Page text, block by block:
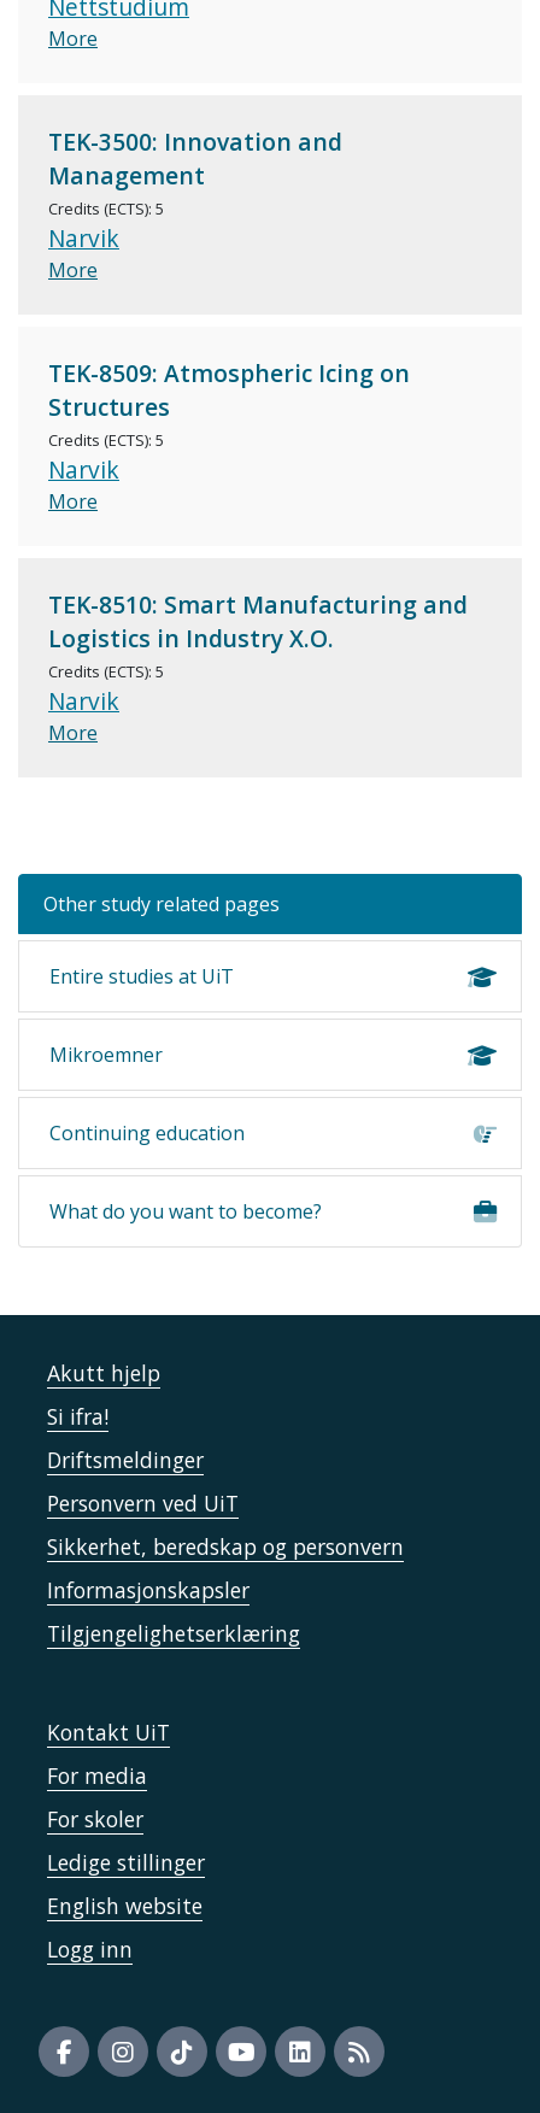
Nettstudium
More
TEK-3500: Innovation and
Management
Credits (ECTS): 5
Narvik
More
TEK-8509: Atmospheric Icing on
Structures
Credits (ECTS): 5
Narvik
More
TEK-8510: Smart Manufacturing and
Logistics in Industry X.O.
Credits (ECTS): 5
Narvik
More
Other study related pages
Entire studies at UiT
Mikroemner
Continuing education
What do you want to become?
Akutt hjelp
Si ifra!
Driftsmeldinger
Personvern ved UiT
Sikkerhet, beredskap og personvern
Informasjonskapsler
Tilgjengelighetserklæring
Kontakt UiT
For media
For skoler
Ledige stillinger
English website
Logg inn